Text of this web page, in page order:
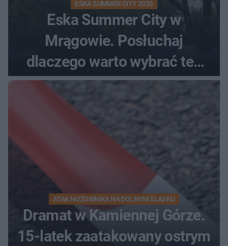
ESKA SUMMER CITY 2026
Eska Summer City w
Mrągowie. Posłuchaj
dlaczego warto wybrać ten
kierunek na urlop!
ATAK NOŻOWNIKA NA DOLNYM ŚLĄSKU
Dramat w Kamiennej Górze.
15-latek zaatakowany ostrym